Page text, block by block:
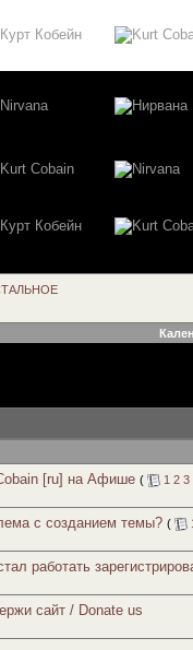
[ru] на Афише ( 1 2 3
с созданием темы? (
работать
сайт / Donate us